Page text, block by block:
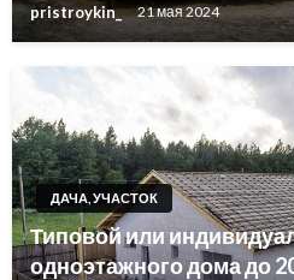
pristroykin_ 21 мая 2024
ДАЧА, УЧАСТОК
Типовой или
одноэтажного дома до